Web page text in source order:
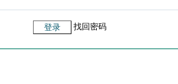
找回密码